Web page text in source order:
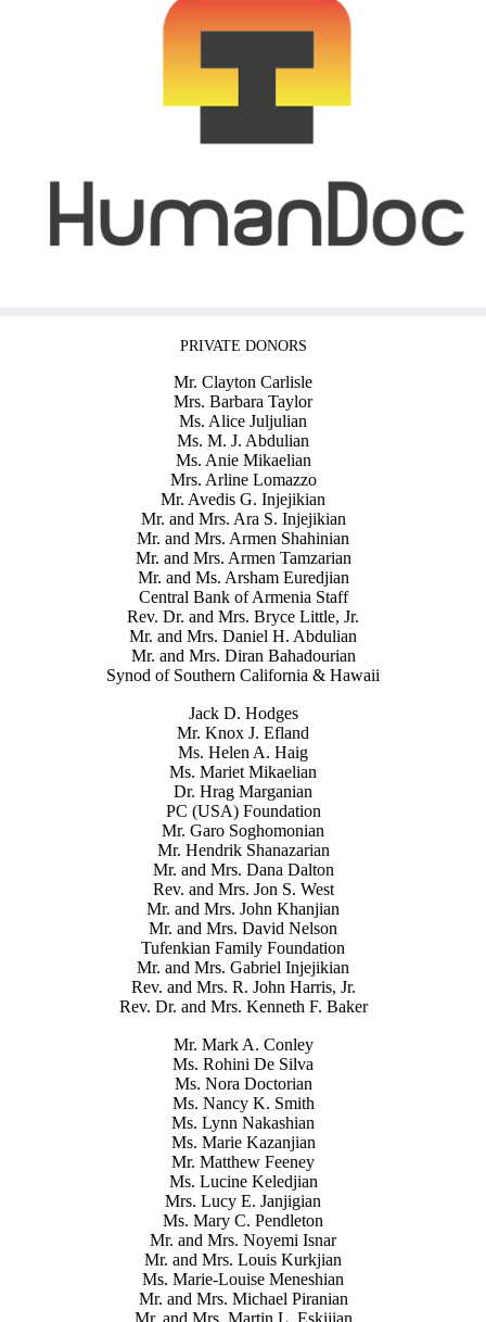
PRIVATE DONORS
Mr. Clayton Carlisle
Mrs. Barbara Taylor
Ms. Alice Juljulian
Ms. M. J. Abdulian
Ms. Anie Mikaelian
Mrs. Arline Lomazzo
Mr. Avedis G. Injejikian
Mr. and Mrs. Ara S. Injejikian
Mr. and Mrs. Armen Shahinian
Mr. and Mrs. Armen Tamzarian
Mr. and Ms. Arsham Euredjian
Central Bank of Armenia Staff
Rev. Dr. and Mrs. Bryce Little, Jr.
Mr. and Mrs. Daniel H. Abdulian
Mr. and Mrs. Diran Bahadourian
Synod of Southern California & Hawaii
Jack D. Hodges
Mr. Knox J. Efland
Ms. Helen A. Haig
Ms. Mariet Mikaelian
Dr. Hrag Marganian
PC (USA) Foundation
Mr. Garo Soghomonian
Mr. Hendrik Shanazarian
Mr. and Mrs. Dana Dalton
Rev. and Mrs. Jon S. West
Mr. and Mrs. John Khanjian
Mr. and Mrs. David Nelson
Tufenkian Family Foundation
Mr. and Mrs. Gabriel Injejikian
Rev. and Mrs. R. John Harris, Jr.
Rev. Dr. and Mrs. Kenneth F. Baker
Mr. Mark A. Conley
Ms. Rohini De Silva
Ms. Nora Doctorian
Ms. Nancy K. Smith
Ms. Lynn Nakashian
Ms. Marie Kazanjian
Mr. Matthew Feeney
Ms. Lucine Keledjian
Mrs. Lucy E. Janjigian
Ms. Mary C. Pendleton
Mr. and Mrs. Noyemi Isnar
Mr. and Mrs. Louis Kurkjian
Ms. Marie-Louise Meneshian
Mr. and Mrs. Michael Piranian